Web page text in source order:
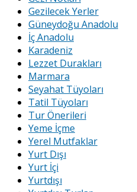
Gezilecek Yerler
Güneydoğu Anadolu
İç Anadolu
Karadeniz
Lezzet Durakları
Marmara
Seyahat Tüyoları
Tatil Tüyoları
Tur Önerileri
Yeme İçme
Yerel Mutfaklar
Yurt Dışı
Yurt İçi
Yurtdışı